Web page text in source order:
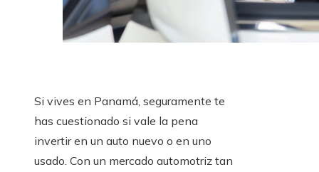
Si vives en Panamá, seguramente te
has cuestionado si vale la pena
invertir en un auto nuevo o en uno
usado. Con un mercado automotriz tan